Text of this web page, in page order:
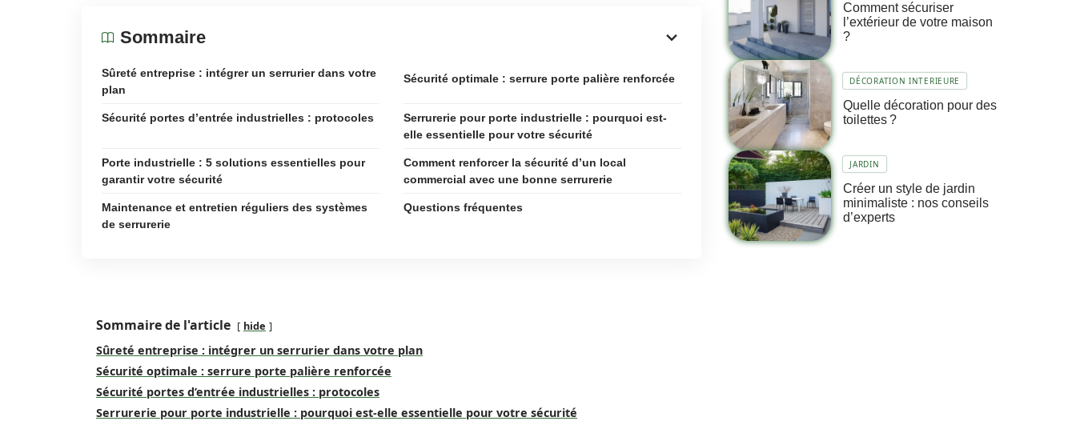
Sommaire
Sûreté entreprise : intégrer un serrurier dans votre
plan
Sécurité optimale : serrure porte palière renforcée
Sécurité portes d’entrée industrielles : protocoles
Serrurerie pour porte industrielle : pourquoi est-
elle essentielle pour votre sécurité
Porte industrielle : 5 solutions essentielles pour
garantir votre sécurité
Comment renforcer la sécurité d’un local
commercial avec une bonne serrurerie
Maintenance et entretien réguliers des systèmes
de serrurerie
Questions fréquentes
Sommaire de l'article hide
Sûreté entreprise : intégrer un serrurier dans votre plan
Sécurité optimale : serrure porte palière renforcée
Sécurité portes d’entrée industrielles : protocoles
Serrurerie pour porte industrielle : pourquoi est-elle essentielle pour votre sécurité
Comment sécuriser
l’extérieur de votre maison
?
DÉCORATION INTERIEURE
Quelle décoration pour des
toilettes ?
JARDIN
Créer un style de jardin
minimaliste : nos conseils
d’experts